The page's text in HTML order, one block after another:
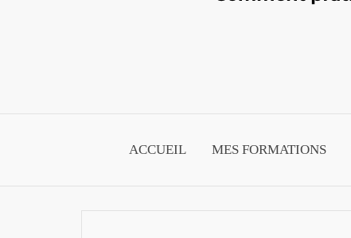
ACCUEIL MES FORMATIONS